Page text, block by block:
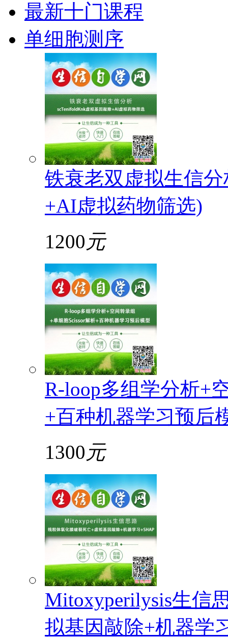
最新十门课程
单细胞测序
铁衰老双虚拟生信
+AI虚拟药物筛选)
1200 元
R-loop多组学分析+
+百种机器学习预后
1300 元
Mitoxyperilysis生信
拟基因敲除+机器学